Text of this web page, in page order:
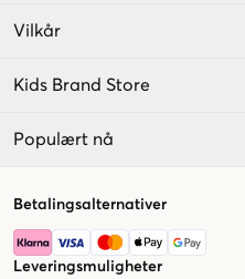
Vilkår
Kids Brand Store
Populært nå
Betalingsalternativer
Leveringsmuligheter